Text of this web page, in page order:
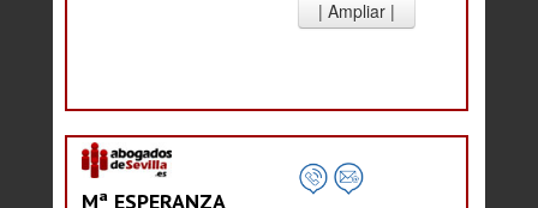
Mª ESPERANZA